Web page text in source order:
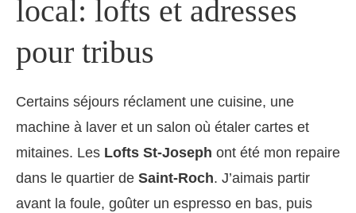
local: lofts et adresses
pour tribus
Certains séjours réclament une cuisine, une
machine à laver et un salon où étaler cartes et
mitaines. Les Lofts St-Joseph ont été mon repaire
dans le quartier de Saint-Roch. J’aimais partir
avant la foule, goûter un espresso en bas, puis